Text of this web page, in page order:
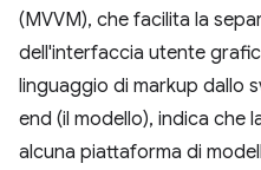
(MVVM), che facilita la
dell'interfaccia utente
linguaggio di markup dallo
end (il modello), indica che
alcuna piattaforma di